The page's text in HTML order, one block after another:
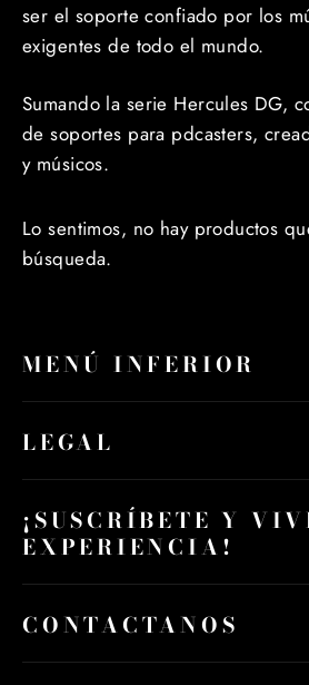
ser el soporte confiado por los
exigentes de todo el mundo.
Sumando la serie Hercules DG,
de soportes para pdcasters,
y músicos.
Lo sentimos, no hay productos
búsqueda.
MENÚ INFERIOR
LEGAL
¡SUSCRÍBETE Y
EXPERIENCIA!
CONTACTANOS